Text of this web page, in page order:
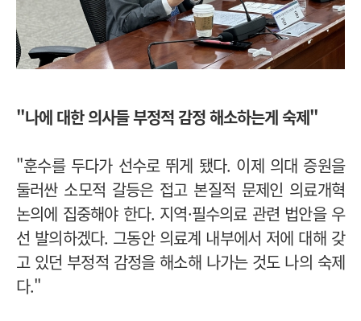
"나에 대한 의사들 부정적 감정 해소하는게 숙제"
"훈수를 두다가 선수로 뛰게 됐다. 이제 의대 증원을
둘러싼 소모적 갈등은 접고 본질적 문제인 의료개혁
논의에 집중해야 한다. 지역·필수의료 관련 법안을 우
선 발의하겠다. 그동안 의료계 내부에서 저에 대해 갖
고 있던 부정적 감정을 해소해 나가는 것도 나의 숙제
다."